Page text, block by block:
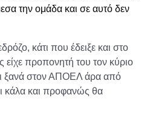
την ομάδα και σε αυτό δεν
κάτι που έδειξε και στο
είχε προπονητή του τον κύριο
ξανά στον ΑΠΟΕΛ άρα από
κάλα και προφανώς θα